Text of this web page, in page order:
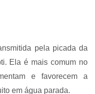
pela picada da
Ela é mais comum no
e favorecem a
em água parada.